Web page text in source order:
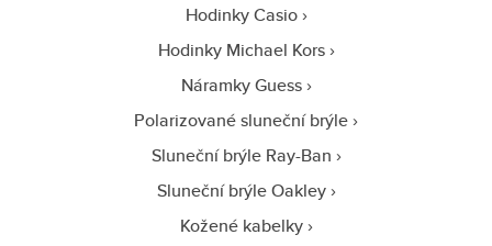
Hodinky Casio
Hodinky Michael Kors
Náramky Guess
Polarizované sluneční brýle
Sluneční brýle Ray-Ban
Sluneční brýle Oakley
Kožené kabelky